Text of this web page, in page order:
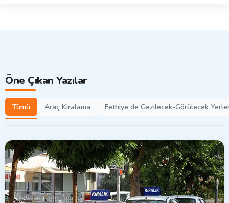
Öne Çıkan Yazılar
Tümü Araç Kiralama Fethiye de Gezilecek-Görülecek